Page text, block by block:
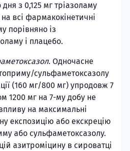
з 0,125 мг тріазоламу
всі фармакокінетичні
порівняно із
і плацебо.
. Одночасне
сульфаметоксазолу
(160 мг/800 мг) упродовж 7
1200 мг на 7-му добу не
на максимальні
експозицію або екскрецію
або сульфаметоксазолу.
азитроміцину в сироватці